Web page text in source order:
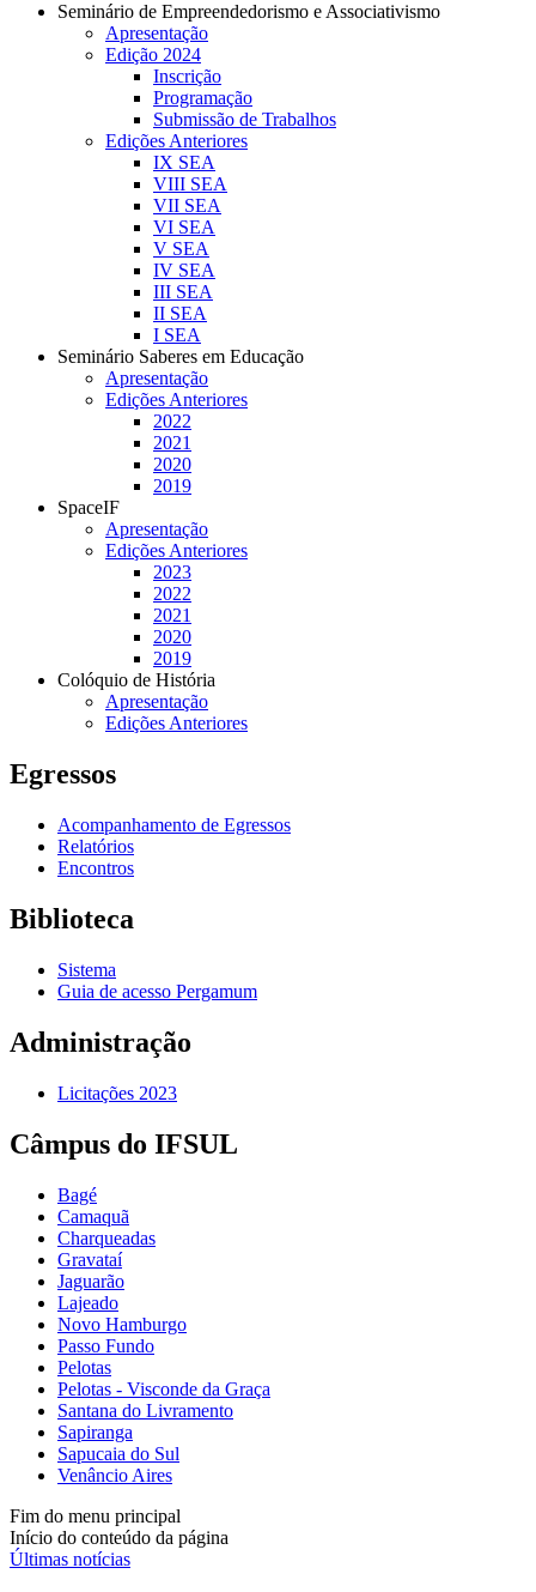
Seminário de Empreendedorismo e Associativismo
Apresentação
Edição 2024
Inscrição
Programação
Submissão de Trabalhos
Edições Anteriores
IX SEA
VIII SEA
VII SEA
VI SEA
V SEA
IV SEA
III SEA
II SEA
I SEA
Seminário Saberes em Educação
Apresentação
Edições Anteriores
2022
2021
2020
2019
SpaceIF
Apresentação
Edições Anteriores
2023
2022
2021
2020
2019
Colóquio de História
Apresentação
Edições Anteriores
Egressos
Acompanhamento de Egressos
Relatórios
Encontros
Biblioteca
Sistema
Guia de acesso Pergamum
Administração
Licitações 2023
Câmpus do IFSUL
Bagé
Camaquã
Charqueadas
Gravataí
Jaguarão
Lajeado
Novo Hamburgo
Passo Fundo
Pelotas
Pelotas - Visconde da Graça
Santana do Livramento
Sapiranga
Sapucaia do Sul
Venâncio Aires
Fim do menu principal
Início do conteúdo da página
Últimas notícias